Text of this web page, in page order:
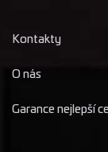
Kontakty
O nás
Garance nejlepší